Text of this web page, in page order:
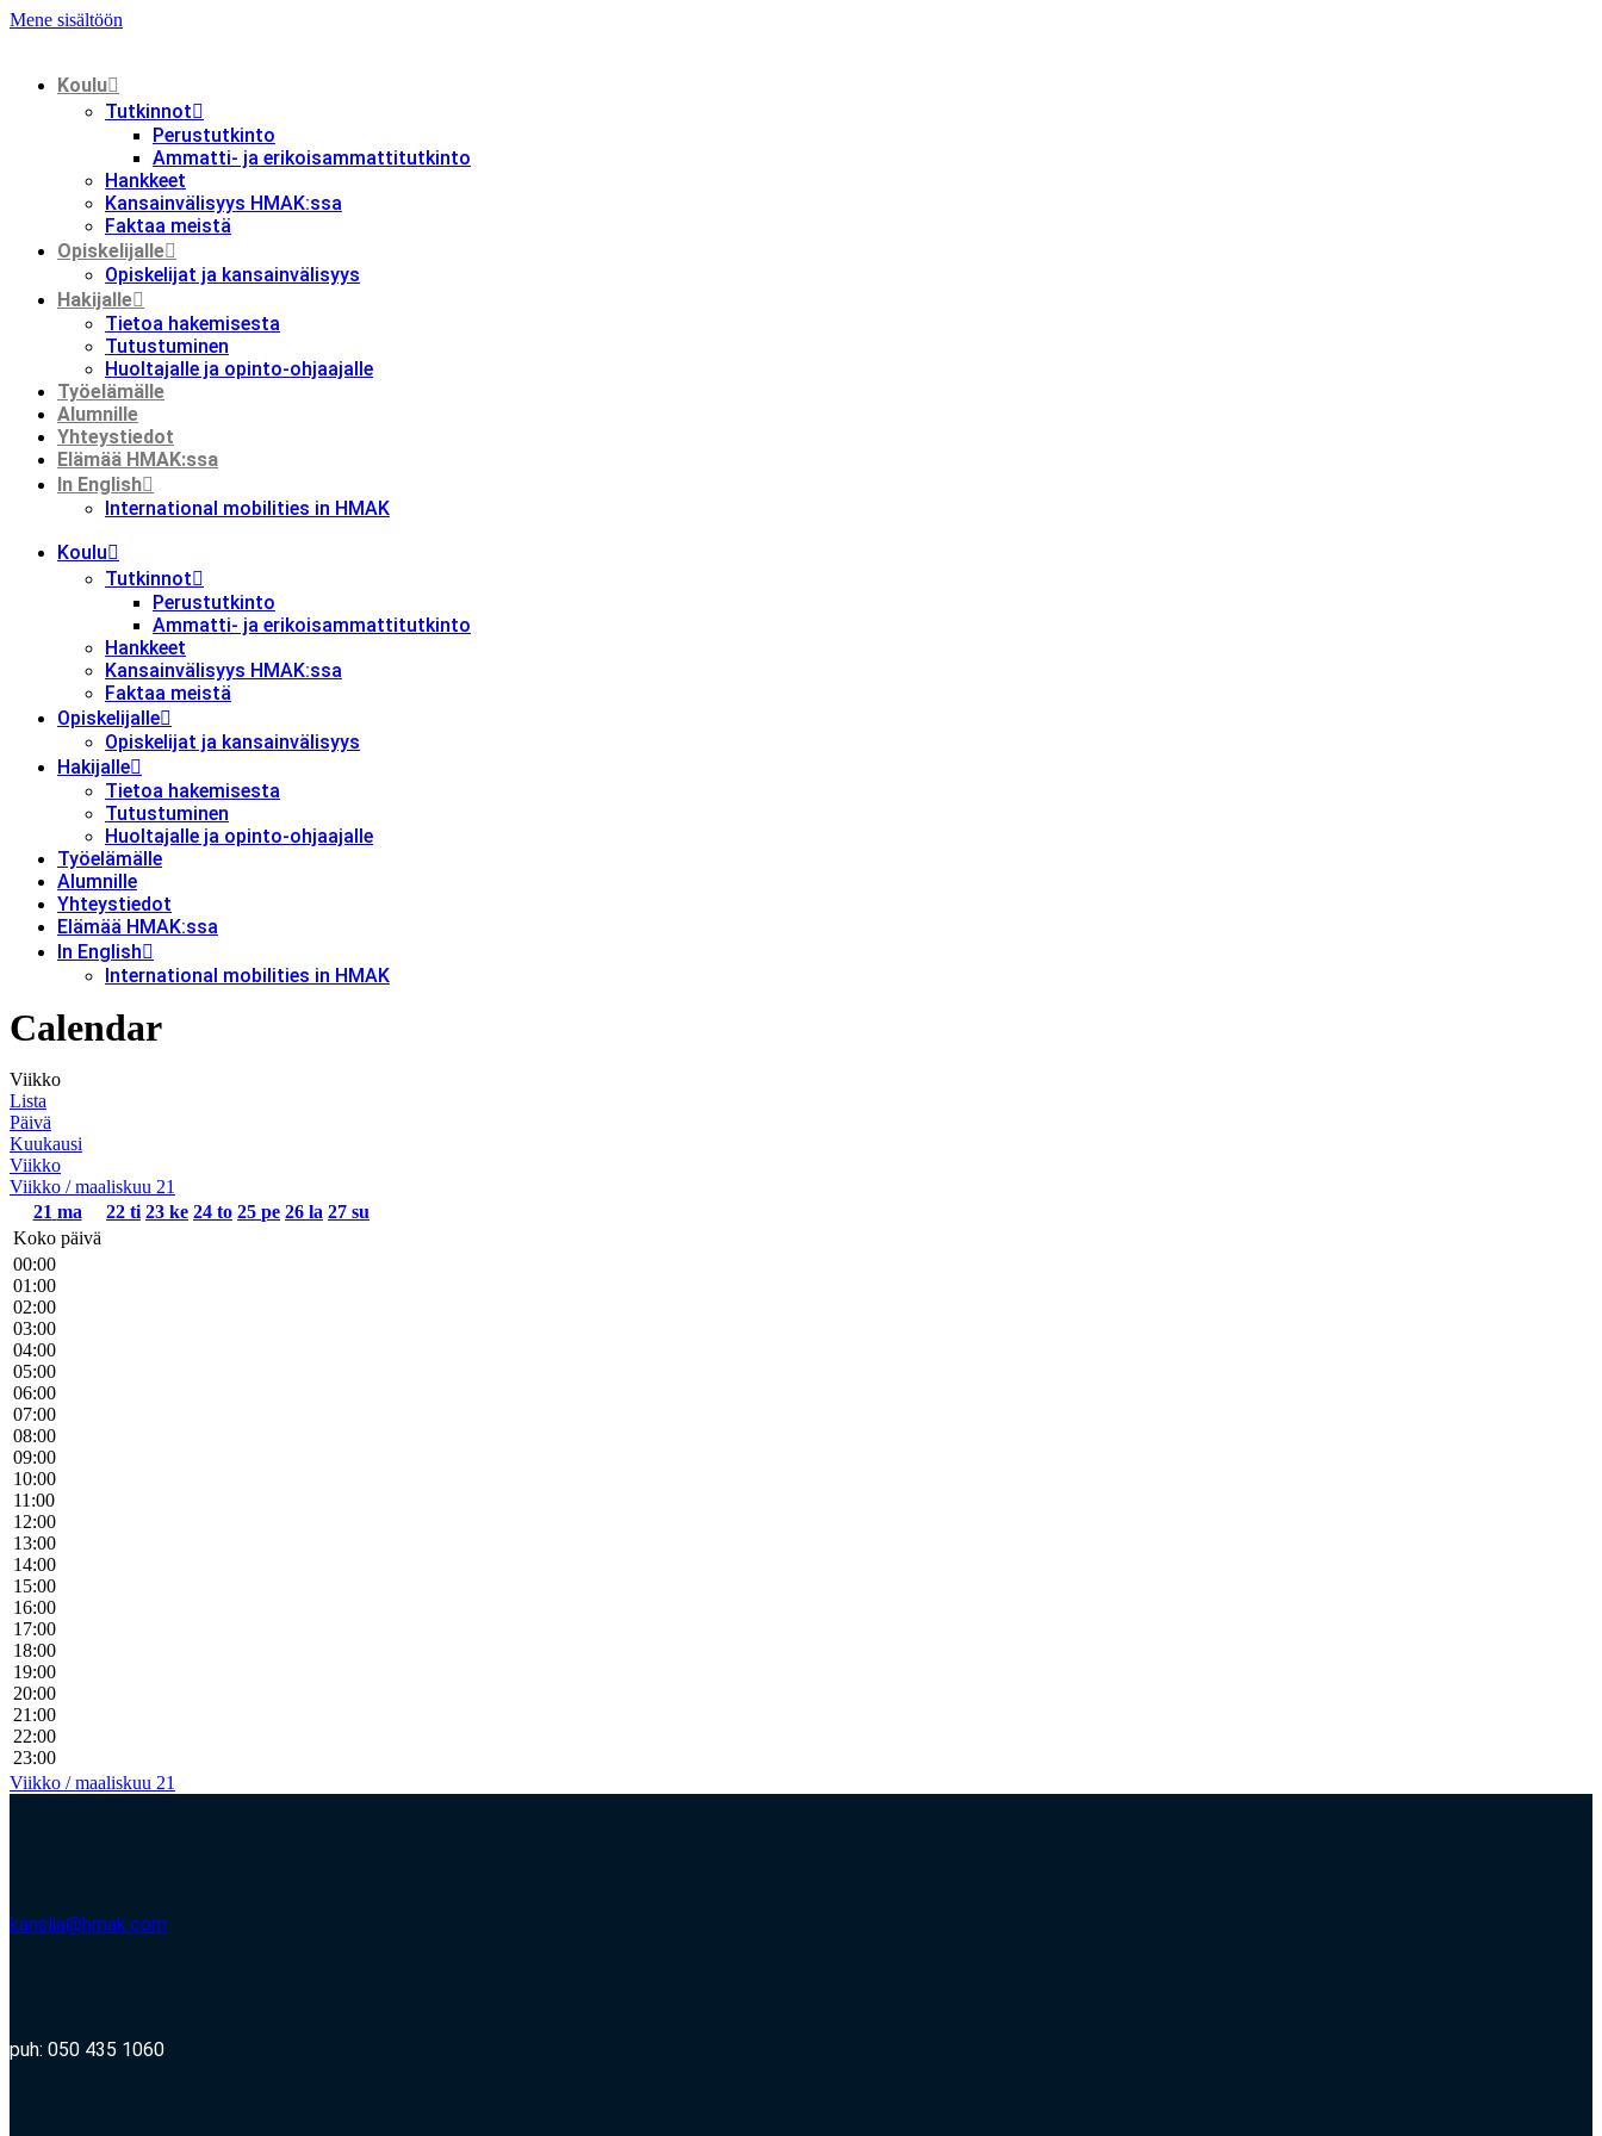
Mene sisältöön
Koulu
Tutkinnot
Perustutkinto
Ammatti- ja erikoisammattitutkinto
Hankkeet
Kansainvälisyys HMAK:ssa
Faktaa meistä
Opiskelijalle
Opiskelijat ja kansainvälisyys
Hakijalle
Tietoa hakemisesta
Tutustuminen
Huoltajalle ja opinto-ohjaajalle
Työelämälle
Alumnille
Yhteystiedot
Elämää HMAK:ssa
In English
International mobilities in HMAK
Koulu
Tutkinnot
Perustutkinto
Ammatti- ja erikoisammattitutkinto
Hankkeet
Kansainvälisyys HMAK:ssa
Faktaa meistä
Opiskelijalle
Opiskelijat ja kansainvälisyys
Hakijalle
Tietoa hakemisesta
Tutustuminen
Huoltajalle ja opinto-ohjaajalle
Työelämälle
Alumnille
Yhteystiedot
Elämää HMAK:ssa
In English
International mobilities in HMAK
Calendar
Viikko
Lista
Päivä
Kuukausi
Viikko
Viikko / maaliskuu 21
21 ma 22 ti 23 ke 24 to 25 pe 26 la 27 su
Koko päivä
00:00
01:00
02:00
03:00
04:00
05:00
06:00
07:00
08:00
09:00
10:00
11:00
12:00
13:00
14:00
15:00
16:00
17:00
18:00
19:00
20:00
21:00
22:00
23:00
Viikko / maaliskuu 21
kanslia@hmak.com
puh: 050 435 1060